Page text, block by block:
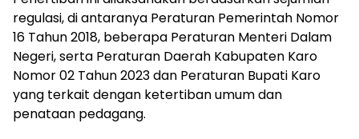
regulasi, di antaranya Peraturan Pemerintah Nomor
16 Tahun 2018, beberapa Peraturan Menteri Dalam
Negeri, serta Peraturan Daerah Kabupaten Karo
Nomor 02 Tahun 2023 dan Peraturan Bupati Karo
yang terkait dengan ketertiban umum dan
penataan pedagang.